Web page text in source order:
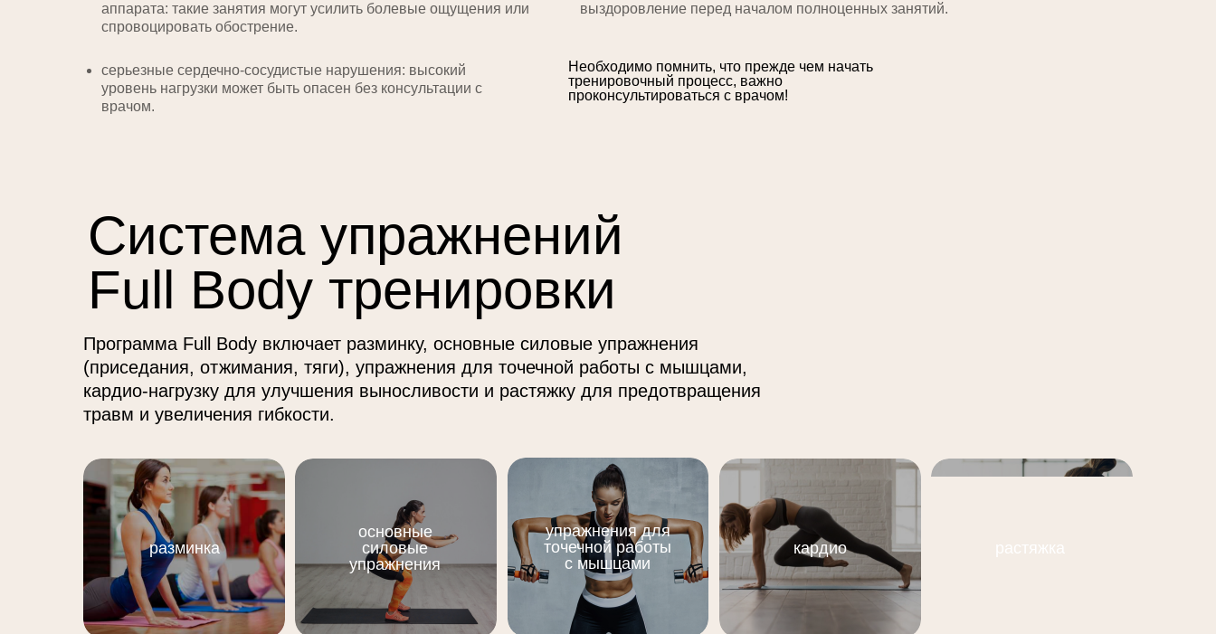
аппарата: такие занятия могут усилить болевые ощущения или
спровоцировать обострение.
серьезные сердечно-сосудистые нарушения: высокий
уровень нагрузки может быть опасен без консультации с
врачом.
выздоровление перед началом полноценных занятий.
Необходимо помнить, что прежде чем начать
тренировочный процесс, важно
проконсультироваться с врачом!
Система упражнений
Full Body тренировки
Программа Full Body включает разминку, основные силовые упражнения
(приседания, отжимания, тяги), упражнения для точечной работы с мышцами,
кардио-нагрузку для улучшения выносливости и растяжку для предотвращения
травм и увеличения гибкости.
разминка
основные
силовые
упражнения
упражнения для
точечной работы
с мышцами
кардио растяжка